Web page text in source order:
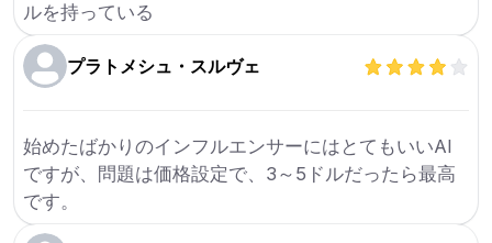
ルを持っている
プラトメシュ・スルヴェ
始めたばかりのインフルエンサーにはとてもいいAI
ですが、問題は価格設定で、3～5ドルだったら最高
です。